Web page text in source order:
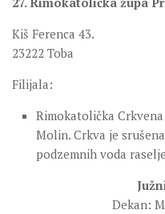
Kiš Ferenca 43.
23222 Toba
Filijala:
Rimokatolička
Molin. Crkva je
podzemnih voda
Dekan: